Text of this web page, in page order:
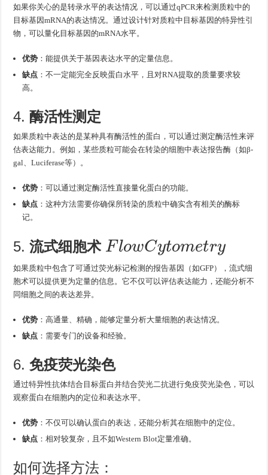
如果你关心的是转录水平的表达情况，可以通过qPCR来检测质粒中的
目标基因mRNA的表达情况。通过设计针对质粒中目标基因的特异性引
物，可以量化目标基因的mRNA水平。
优势 ：能提供关于基因表达水平的定量信息。
缺点 ：不一定能完全反映蛋白水平，且对RNA提取的质量要求较
高。
4.酶活性测定
如果质粒中表达的是某种具有酶活性的蛋白，可以通过测定酶活性来评
估表达能力。例如，某些质粒可能会在转染的细胞中表达报告酶（如β-
gal、Luciferase等）。
优势 ：可以通过测定酶活性直接量化蛋白的功能。
缺点 ：这种方法需要你确保所转染的质粒中确实含有相关的酶标
记。
5.流式细胞术
Flo C t e
如果质粒中包含了可通过荧光标记检测的报告基因（如GFP），流式细
胞术可以提供更为定量的信息。它不仅可以评估表达能力，还能分析不
同细胞之间的表达差异。
优势 ：高通量、精确，能够定量分析大量细胞的表达情况。
缺点 ：需要专门的设备和经验。
6.免疫荧光染色
通过特异性抗体结合目标蛋白并结合荧光二抗进行免疫荧光染色，可以
观察蛋白在细胞内的定位和表达水平。
优势 ：不仅可以确认蛋白的表达，还能分析其在细胞中的定位。
缺点 ：相对较复杂，且不如Western Blot定量准确。
如何选择方法：